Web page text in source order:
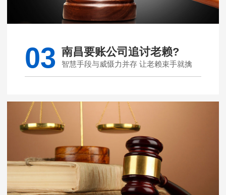
03 南昌要账公司追讨老赖?
智慧手段与威慑力并存 让老赖束手就擒